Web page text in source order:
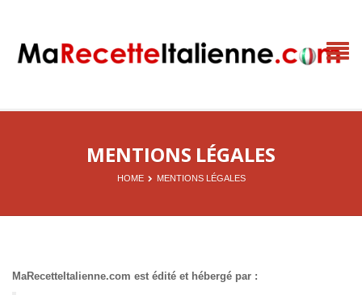
MENTIONS LÉGALES
HOME MENTIONS LÉGALES
MaRecetteItalienne.com est édité et hébergé par :